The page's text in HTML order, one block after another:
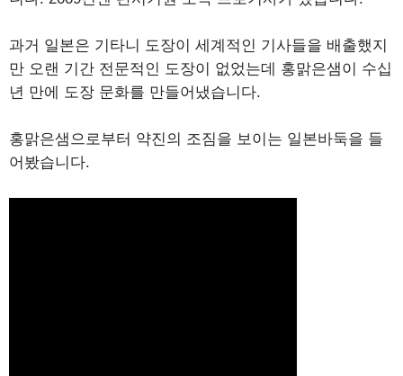
과거 일본은 기타니 도장이 세계적인 기사들을 배출했지
만 오랜 기간 전문적인 도장이 없었는데 홍맑은샘이 수십
년 만에 도장 문화를 만들어냈습니다.
홍맑은샘으로부터 약진의 조짐을 보이는 일본바둑을 들
어봤습니다.